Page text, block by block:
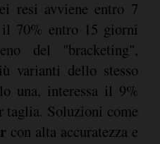
resi avviene entro 7
70% entro 15 giorni
del "bracketing",
varianti dello stesso
una, interessa il 9%
taglia. Soluzioni come
con alta accuratezza e